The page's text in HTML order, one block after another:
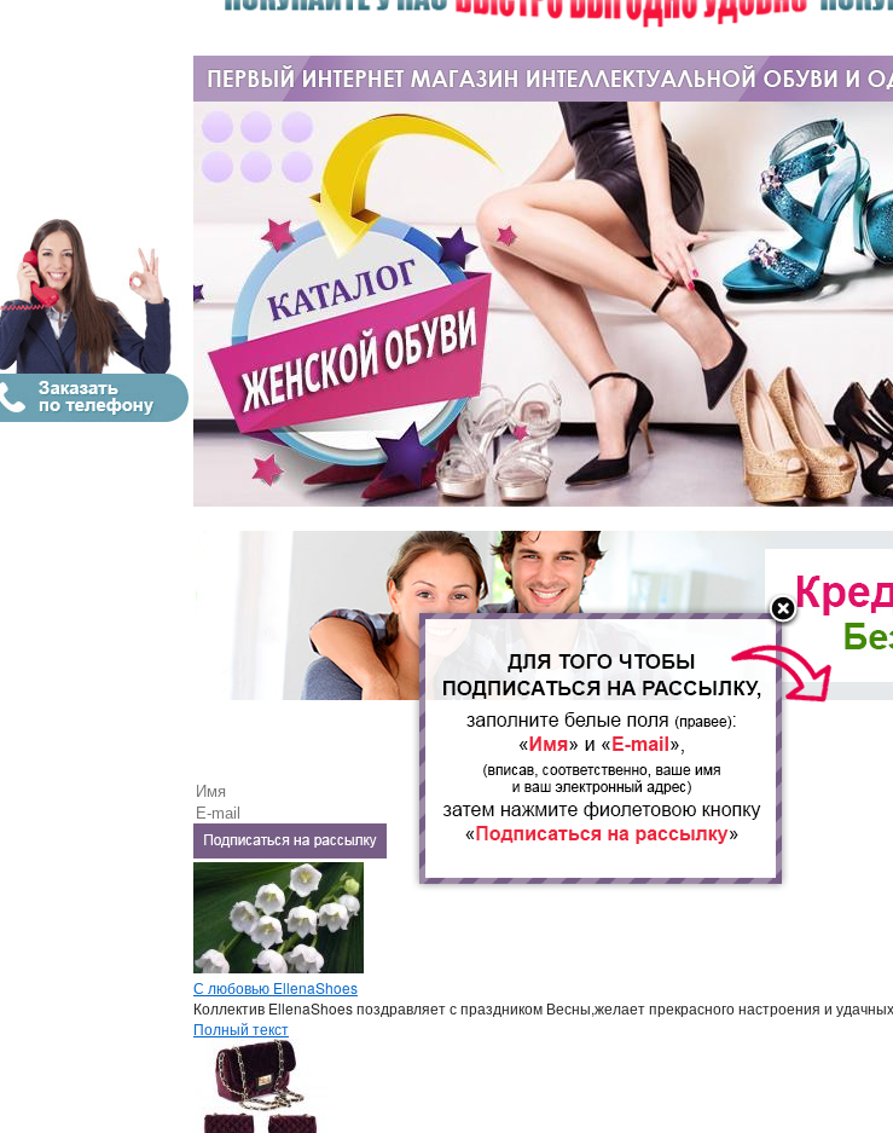
С любовью EllenaShoes
Коллектив EllenaShoes поздравляет с праздником Весны,желает прекрасного настроения и
Полный текст